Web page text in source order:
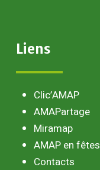
Liens
Clic’AMAP
AMAPartage
Miramap
AMAP en fêtes
Contacts